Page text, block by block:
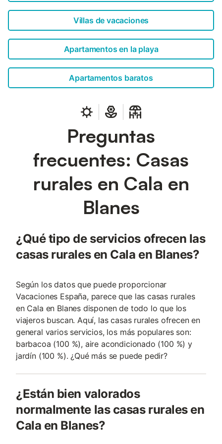
Villas de vacaciones
Apartamentos en la playa
Apartamentos baratos
Preguntas
frecuentes: Casas
rurales en Cala en
Blanes
¿Qué tipo de servicios ofrecen las
casas rurales en Cala en Blanes?
Según los datos que puede proporcionar
Vacaciones España, parece que las casas rurales
en Cala en Blanes disponen de todo lo que los
viajeros buscan. Aquí, las casas rurales ofrecen en
general varios servicios, los más populares son:
barbacoa (100 %), aire acondicionado (100 %) y
jardín (100 %). ¿Qué más se puede pedir?
¿Están bien valorados
normalmente las casas rurales en
Cala en Blanes?